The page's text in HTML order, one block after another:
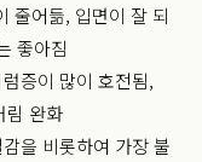
줄어듦, 입면이 잘 되
좋아짐
증이 많이 호전됨,
림 완화
을 비롯하여 가장 불